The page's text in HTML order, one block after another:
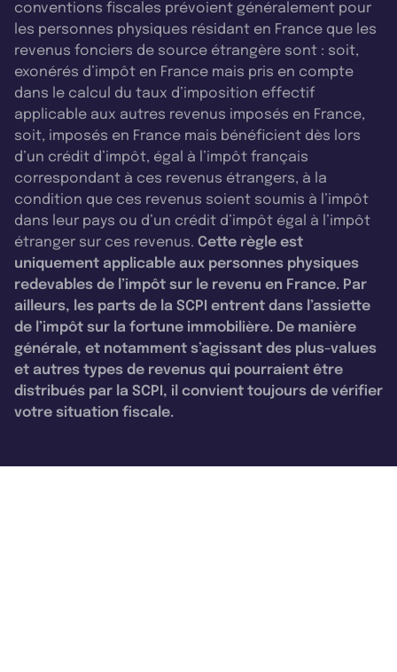
conventions fiscales prévoient généralement pour
les personnes physiques résidant en France que les
revenus fonciers de source étrangère sont : soit,
exonérés d’impôt en France mais pris en compte
dans le calcul du taux d’imposition effectif
applicable aux autres revenus imposés en France,
soit, imposés en France mais bénéficient dès lors
d’un crédit d’impôt, égal à l’impôt français
correspondant à ces revenus étrangers, à la
condition que ces revenus soient soumis à l’impôt
dans leur pays ou d’un crédit d’impôt égal à l’impôt
étranger sur ces revenus. Cette règle est
uniquement applicable aux personnes physiques
redevables de l’impôt sur le revenu en France. Par
ailleurs, les parts de la SCPI entrent dans l’assiette
de l’impôt sur la fortune immobilière. De manière
générale, et notamment s’agissant des plus-values
et autres types de revenus qui pourraient être
distribués par la SCPI, il convient toujours de vérifier
votre situation fiscale.